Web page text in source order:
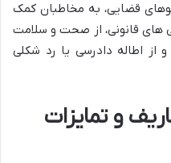
قضایی، به مخاطبان کمک
های قانونی، از صحت و سلامت
از اطاله دادرسی یا رد شکلی
و تمایزات